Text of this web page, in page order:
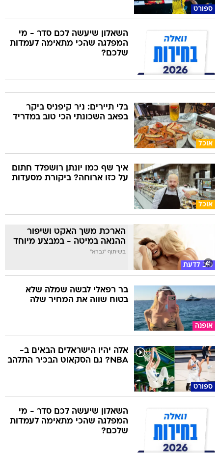
ספורט
השאלון שיעשה לכם סדר - מי
המפלגה שהכי מתאימה לעמדות
שלכם?
אוכל
בלי תיירים: ניר קיפניס ביקר
בפאב השכונתי הכי טוב במדריד
אוכל
איך שף כמו יונתן רושפלד חתום
על כזו ארוחה? ביקורת מסעדות
טוב לדעת
הארכת משך האקט ושיפור
ההנאה במיטה - במבצע מיוחד
בשיתוף "גברא"
אופנה
בר רפאלי לבשה שמלה שלא
בטוח שווה את המחיר שלה
ספורט
אלה יהיו הישראלים הבאים ב-
NBA? גם הסקאוט הבכיר התלהב
השאלון שיעשה לכם סדר - מי
המפלגה שהכי מתאימה לעמדות
שלכם?